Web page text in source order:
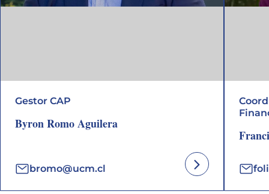
Gestor CAP
Byron Romo Aguilera
bromo@ucm.cl